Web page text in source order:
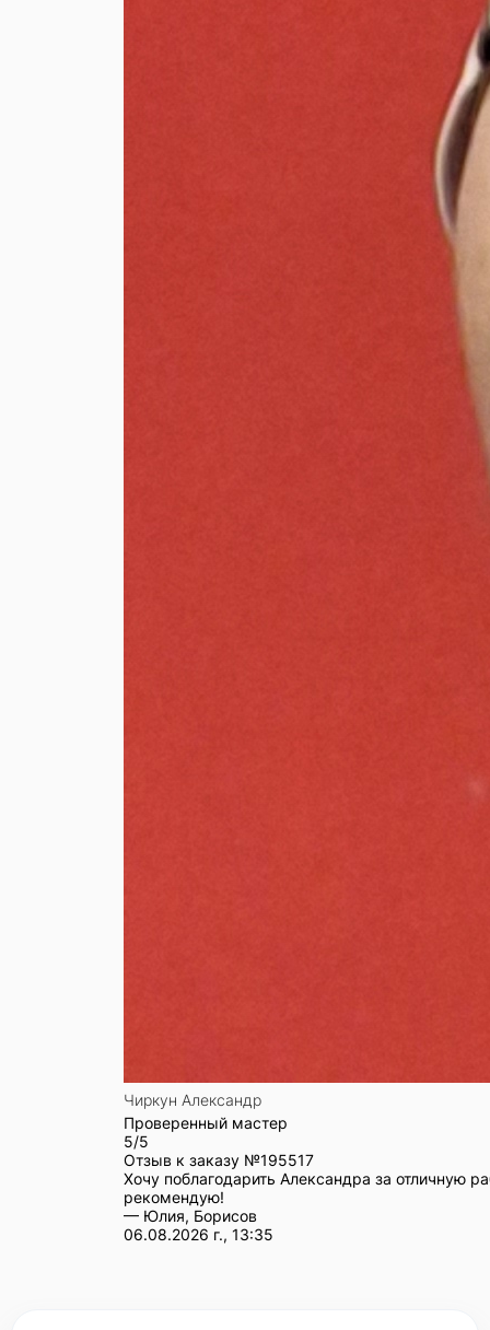
Чиркун Александр
Проверенный мастер
5/5
Отзыв к заказу №195517
Хочу поблагодарить Александра за отличную
рекомендую!
— Юлия, Борисов
06.08.2026 г., 13:35